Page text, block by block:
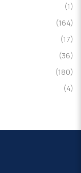
(1)
(164)
(17)
(36)
(180)
(4)